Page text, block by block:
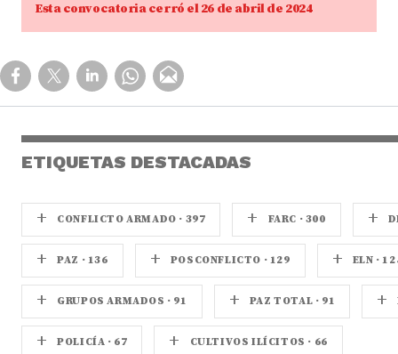
Esta convocatoria cerró el 26 de abril de 2024
ETIQUETAS DESTACADAS
+ CONFLICTO ARMADO · 397 + FARC · 300 +
+ PAZ · 136 + POSCONFLICTO · 129 + ELN ·
+ GRUPOS ARMADOS · 91 + PAZ TOTAL · 91 +
+ POLICÍA · 67 + CULTIVOS ILÍCITOS · 66